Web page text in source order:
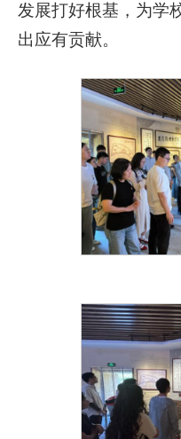
发展打好根基，为学
出应有贡献。